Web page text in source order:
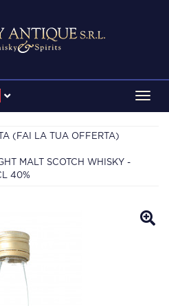
(FAI LA TUA OFFERTA)
MALT SCOTCH WHISKY -
40%